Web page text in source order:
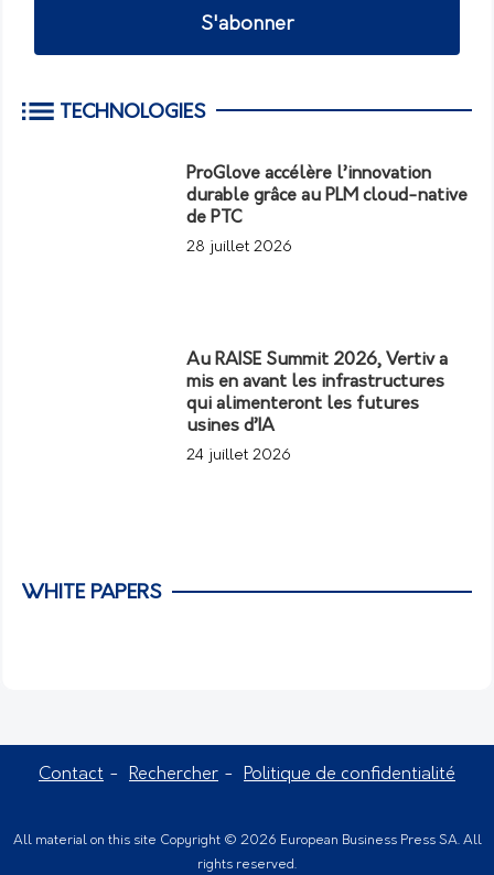
S'abonner
TECHNOLOGIES
ProGlove accélère l’innovation
durable grâce au PLM cloud-native
de PTC
28 juillet 2026
Au RAISE Summit 2026, Vertiv a
mis en avant les infrastructures
qui alimenteront les futures
usines d’IA
24 juillet 2026
WHITE PAPERS
Contact Rechercher Politique de confidentialité
All material on this site Copyright © 2026 European Business Press SA. All
rights reserved.